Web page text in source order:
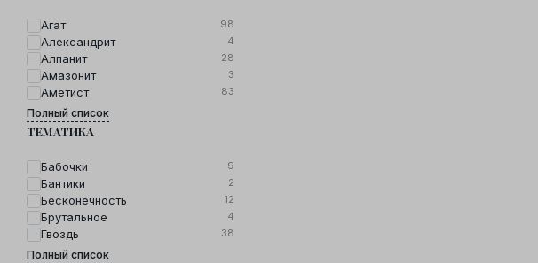
Агат 98
Александрит 4
Алпанит 28
Амазонит 3
Аметист 83
Полный список
ТЕМАТИКА
Бабочки 9
Бантики 2
Бесконечность 12
Брутальное 4
Гвоздь 38
Полный список